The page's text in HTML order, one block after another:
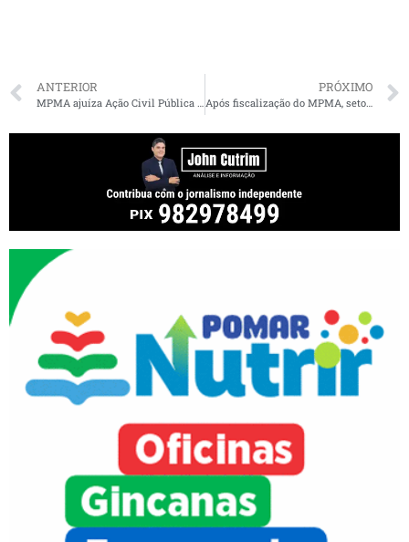
ANTERIOR
MPMA ajuíza Ação Civil Pública contra Grupo Mateus por irregularidades sanitárias
PRÓXIMO
Após fiscalização do MPMA, setores do Hospital Ludovicense são interditados